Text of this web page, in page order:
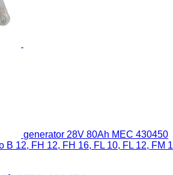
generator 28V 80Ah MEC 430450
B 12, FH 12, FH 16, FL 10, FL 12, FM 1